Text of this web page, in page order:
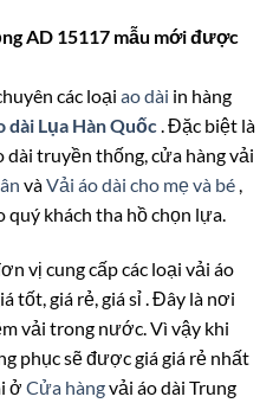
AD 15117 mẫu mới được
các loại ao dài in hàng
dài Lụa Hàn Quốc . Đặc biệt là
dài truyền thống, cửa hàng vải
vàVải áo dài cho mẹ và bé
quý khách tha hồ chọn lựa.
vị cung cấp các loại vải áo
tốt, giá rẻ, giá sỉ . Đây là nơi
vải trong nước. Vì vậy khi
phục sẽ được giá giá rẻ nhất
ở Cửa hàngvải áo dài Trung